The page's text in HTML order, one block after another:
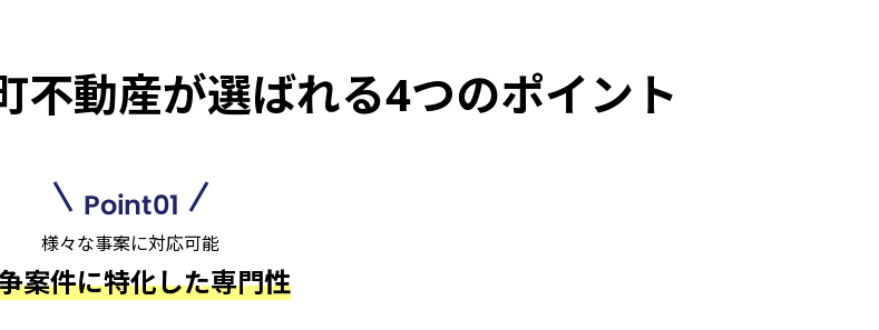
不動産が選ばれる4つのポイント
Point01
様々な事案に対応可能
案件に特化した専門性